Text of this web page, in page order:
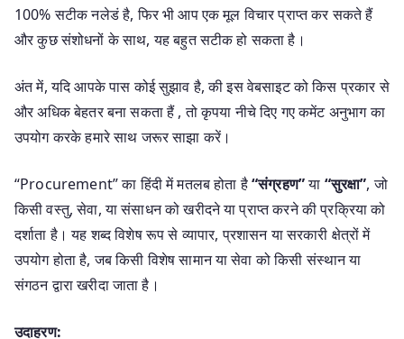
100% सटीक नलेडं है, फिर भी आप एक मूल विचार प्राप्त कर सकते हैं
और कुछ संशोधनों के साथ, यह बहुत सटीक हो सकता है।
अंत में, यदि आपके पास कोई सुझाव है, की इस वेबसाइट को किस प्रकार से
और अधिक बेहतर बना सकता हैं , तो कृपया नीचे दिए गए कमेंट अनुभाग का
उपयोग करके हमारे साथ जरूर साझा करें।
“Procurement” का हिंदी में मतलब होता है“संग्रहण”या “सुरक्षा”, जो
किसी वस्तु, सेवा, या संसाधन को खरीदने या प्राप्त करने की प्रक्रिया को
दर्शाता है। यह शब्द विशेष रूप से व्यापार, प्रशासन या सरकारी क्षेत्रों में
उपयोग होता है, जब किसी विशेष सामान या सेवा को किसी संस्थान या
संगठन द्वारा खरीदा जाता है।
उदाहरण: